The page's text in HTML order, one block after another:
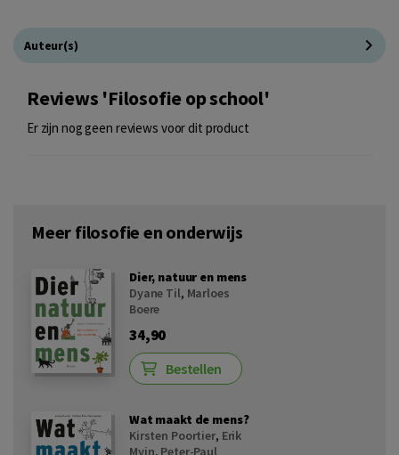
Auteur(s)
Reviews 'Filosofie op school'
Er zijn nog geen reviews voor dit product
Meer filosofie en onderwijs
Dier, natuur en mens
Dyane Til, Marloes
Boere
34,90
Bestellen
Wat maakt de mens?
Kirsten Poortier, Erik
Myin, Peter-Paul